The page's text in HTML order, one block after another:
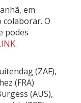
em
colaborar. O
podes
.
(ZAF),
(FRA)
(AUS),